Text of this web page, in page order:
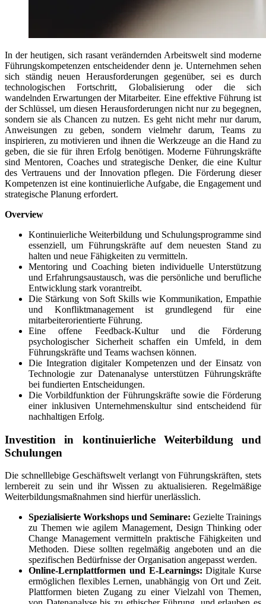
In der heutigen, sich rasant verändernden Arbeitswelt sind moderne
Führungskompetenzen entscheidender denn je. Unternehmen sehen
sich ständig neuen Herausforderungen gegenüber, sei es durch
technologischen Fortschritt, Globalisierung oder die sich
wandelnden Erwartungen der Mitarbeiter. Eine effektive Führung ist
der Schlüssel, um diesen Herausforderungen nicht nur zu begegnen,
sondern sie als Chancen zu nutzen. Es geht nicht mehr nur darum,
Anweisungen zu geben, sondern vielmehr darum, Teams zu
inspirieren, zu motivieren und ihnen die Werkzeuge an die Hand zu
geben, die sie für ihren Erfolg benötigen. Moderne Führungskräfte
sind Mentoren, Coaches und strategische Denker, die eine Kultur
des Vertrauens und der Innovation pflegen. Die Förderung dieser
Kompetenzen ist eine kontinuierliche Aufgabe, die Engagement und
strategische Planung erfordert.
Overview
Kontinuierliche Weiterbildung und Schulungsprogramme sind
essenziell, um Führungskräfte auf dem neuesten Stand zu
halten und neue Fähigkeiten zu vermitteln.
Mentoring und Coaching bieten individuelle Unterstützung
und Erfahrungsaustausch, was die persönliche und berufliche
Entwicklung stark vorantreibt.
Die Stärkung von Soft Skills wie Kommunikation, Empathie
und Konfliktmanagement ist grundlegend für eine
mitarbeiterorientierte Führung.
Eine offene Feedback-Kultur und die Förderung
psychologischer Sicherheit schaffen ein Umfeld, in dem
Führungskräfte und Teams wachsen können.
Die Integration digitaler Kompetenzen und der Einsatz von
Technologie zur Datenanalyse unterstützen Führungskräfte
bei fundierten Entscheidungen.
Die Vorbildfunktion der Führungskräfte sowie die Förderung
einer inklusiven Unternehmenskultur sind entscheidend für
nachhaltigen Erfolg.
Investition in kontinuierliche Weiterbildung und
Schulungen
Die schnelllebige Geschäftswelt verlangt von Führungskräften, stets
lernbereit zu sein und ihr Wissen zu aktualisieren. Regelmäßige
Weiterbildungsmaßnahmen sind hierfür unerlässlich.
Spezialisierte Workshops und Seminare: Gezielte Trainings
zu Themen wie agilem Management, Design Thinking oder
Change Management vermitteln praktische Fähigkeiten und
Methoden. Diese sollten regelmäßig angeboten und an die
spezifischen Bedürfnisse der Organisation angepasst werden.
Online-Lernplattformen und E-Learnings: Digitale Kurse
ermöglichen flexibles Lernen, unabhängig von Ort und Zeit.
Plattformen bieten Zugang zu einer Vielzahl von Themen,